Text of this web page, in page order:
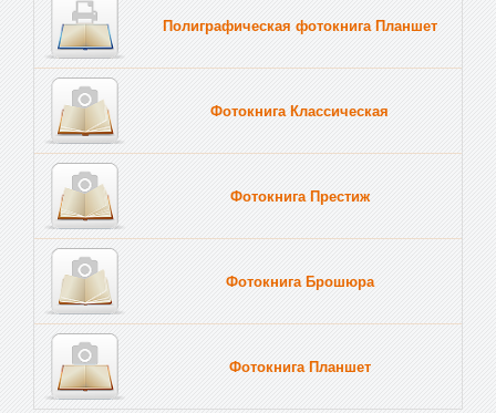
Полиграфическая фотокнига Планшет
Фотокнига Классическая
Фотокнига Престиж
Фотокнига Брошюра
Фотокнига Планшет